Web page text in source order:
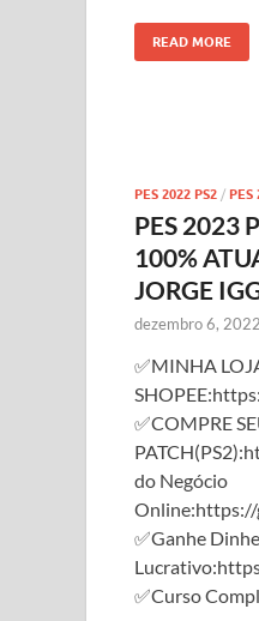
READ MORE
PES 2022 PS2 / PES
PES 2023
100%
JORGE
dezembro 6, 2022
✅MINHA
✅COMPRE
do Negócio
✅Ganhe
✅Curso